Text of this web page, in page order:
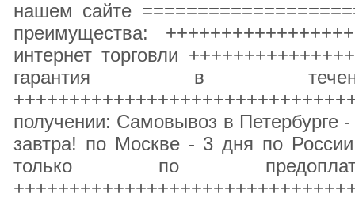
нашем сайте
преимущества:
интернет торговли
гарантия в
получении: Самовывоз в Петербурге
завтра! по Москве - 3 дня по
только по